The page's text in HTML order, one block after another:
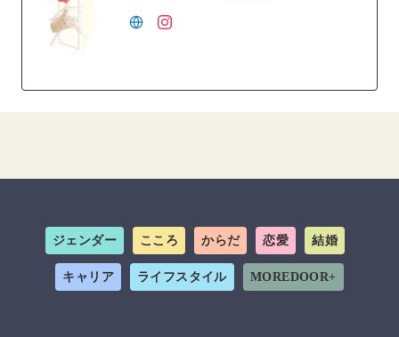
ジェンダー こころ からだ 恋愛 結婚
キャリア ライフスタイル MOREDOOR+